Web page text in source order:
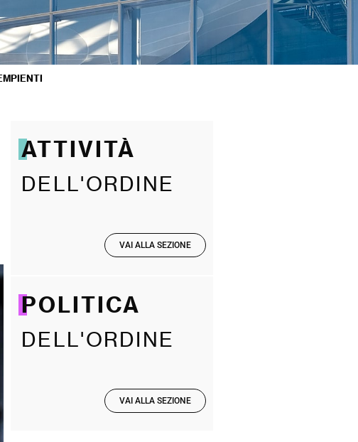
ATTIVITÀ
DELL'ORDINE
VAI ALLA SEZIONE
POLITICA
DELL'ORDINE
VAI ALLA SEZIONE